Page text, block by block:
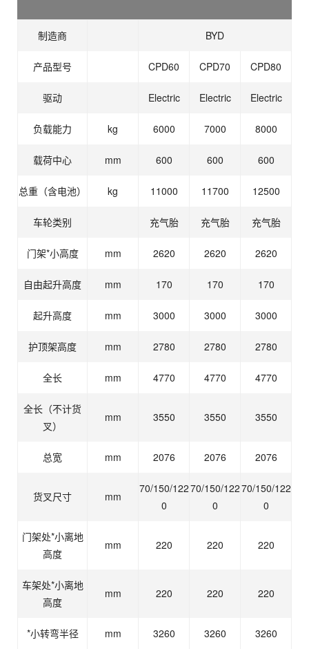
制造商 BYD
产品型号 CPD60 CPD70 CPD80
驱动 Electric Electric Electric
负载能力 kg 6000 7000 8000
载荷中心 mm 600 600 600
总重（含电池） kg 11000 11700 12500
车轮类别 充气胎 充气胎 充气胎
门架*小高度 mm 2620 2620 2620
自由起升高度 mm 170 170 170
起升高度 mm 3000 3000 3000
护顶架高度 mm 2780 2780 2780
全长 mm 4770 4770 4770
全长（不计货
叉）
mm 3550 3550 3550
总宽 mm 2076 2076 2076
货叉尺寸 mm
70/150/122
0
70/150/122
0
70/150/122
0
门架处*小离地
高度
mm 220 220 220
车架处*小离地
高度
mm 220 220 220
*小转弯半径 mm 3260 3260 3260